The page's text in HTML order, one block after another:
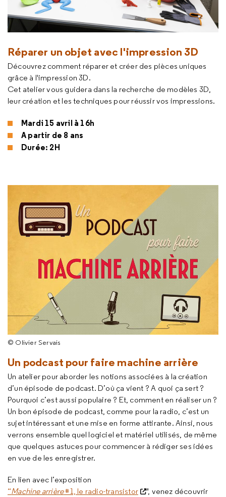
Réparer un objet avec l'impression 3D
Découvrez comment réparer et créer des pièces uniques
grâce à l'impression 3D.
Cet atelier vous guidera dans la recherche de modèles 3D,
leur création et les techniques pour réussir vos impressions.
Mardi 15 avril à 16h
A partir de 8 ans
Durée: 2H
© Olivier Servais
Un podcast pour faire machine arrière
Un atelier pour aborder les notions associées à la création
d’un épisode de podcast. D’où ça vient ? A quoi ça sert ?
Pourquoi c’est aussi populaire ? Et, comment en réaliser un ?
Un bon épisode de podcast, comme pour la radio, c’est un
sujet intéressant et une mise en forme attirante. Ainsi, nous
verrons ensemble quel logiciel et matériel utilisés, de même
que quelques astuces pour commencer à rédiger ses idées
en vue de les enregistrer.
En lien avec l’exposition
“Machine arrière#1, le radio-transistor
", venez découvrir